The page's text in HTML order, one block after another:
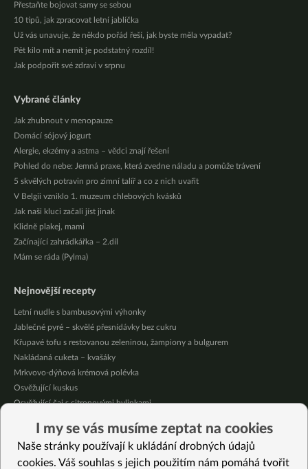
Přestaňte bojovat samy se sebou
10 tipů, jak zpracovat letní jablíčka
Už vás unavuje, že někdo pořád řeší, jak byste měla vypadat?
Pět kilo mít a nemít je podstatný rozdíl!
Jak podpořit své zdraví v srpnu
Vybrané články
Jak zhubnout v menopauze
Domácí sójový jogurt
Alergie, ekzémy a astma – vědci znají řešení
Pohled do nebe: Jemná praxe, která zvedne náladu a pomůže trávení
5 skvělých potravin pro zimní talíř a co z nich uvařit
V Belgii vzniklo 1. muzeum chlebových kvásků
Jak naši kluci začali jíst jinak
Klidně plakej, mami
Začínající zahrádkářka – 2.díl
Mám se ráda (Pylma)
Nejnovější recepty
Letní nudle s bambusovými výhonky
Jablečné pyré – skvělé přesnídávky bez cukru
Křupavé tofu s restovanou zeleninou, žampiony a bulgurem
Nakládaná cuketa – kvašáky
Mrkvovo-dýňová krémová polévka
Osvěžující kuskus
Osvěžující čaj s citronovými bylinkami
Čokoládové muffiny s mangovým krémem
Meruňky a jablka v citrónovém želé
I my se vás musíme zeptat na cookies
Naše stránky používají k ukládání drobných údajů
cookies. Váš souhlas s jejich použitím nám pomáhá tvořit